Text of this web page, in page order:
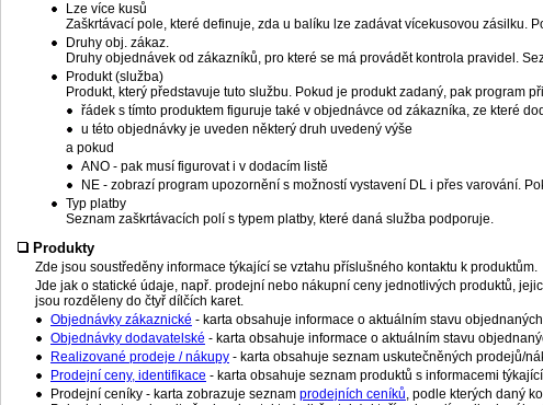
Lze více kusů
Zaškrtávací pole, které definuje, zda u balíku lze zadávat vícekusovou zásilku.
Druhy obj. zákaz.
Druhy objednávek od zákazníků, pro které se má provádět kontrola pravidel.
Produkt (služba)
Produkt, který představuje tuto službu. Pokud je produkt zadaný, pak program
řádek s tímto produktem figuruje také v objednávce od zákazníka, ze které
u této objednávky je uveden některý druh uvedený výše
a pokud
ANO - pak musí figurovat i v dodacím listě
NE - zobrazí program upozornění s možností vystavení DL i přes varování.
Typ platby
Seznam zaškrtávacích polí s typem platby, které daná služba podporuje.
Produkty
Zde jsou soustředěny informace týkající se vztahu příslušného kontaktu k produktům.
Jde jak o statické údaje, např. prodejní nebo nákupní ceny jednotlivých produktů,
jsou rozděleny do čtyř dílčích karet.
Objednávky zákaznické - karta obsahuje informace o aktuálním stavu
Objednávky dodavatelské - karta obsahuje informace o aktuálním stavu
Realizované prodeje / nákupy - karta obsahuje seznam uskutečněných prodejů/
Prodejní ceny, identifikace - karta obsahuje seznam produktů s informacemi
Prodejní ceníky - karta zobrazuje seznam prodejních ceníků, podle kterých daný